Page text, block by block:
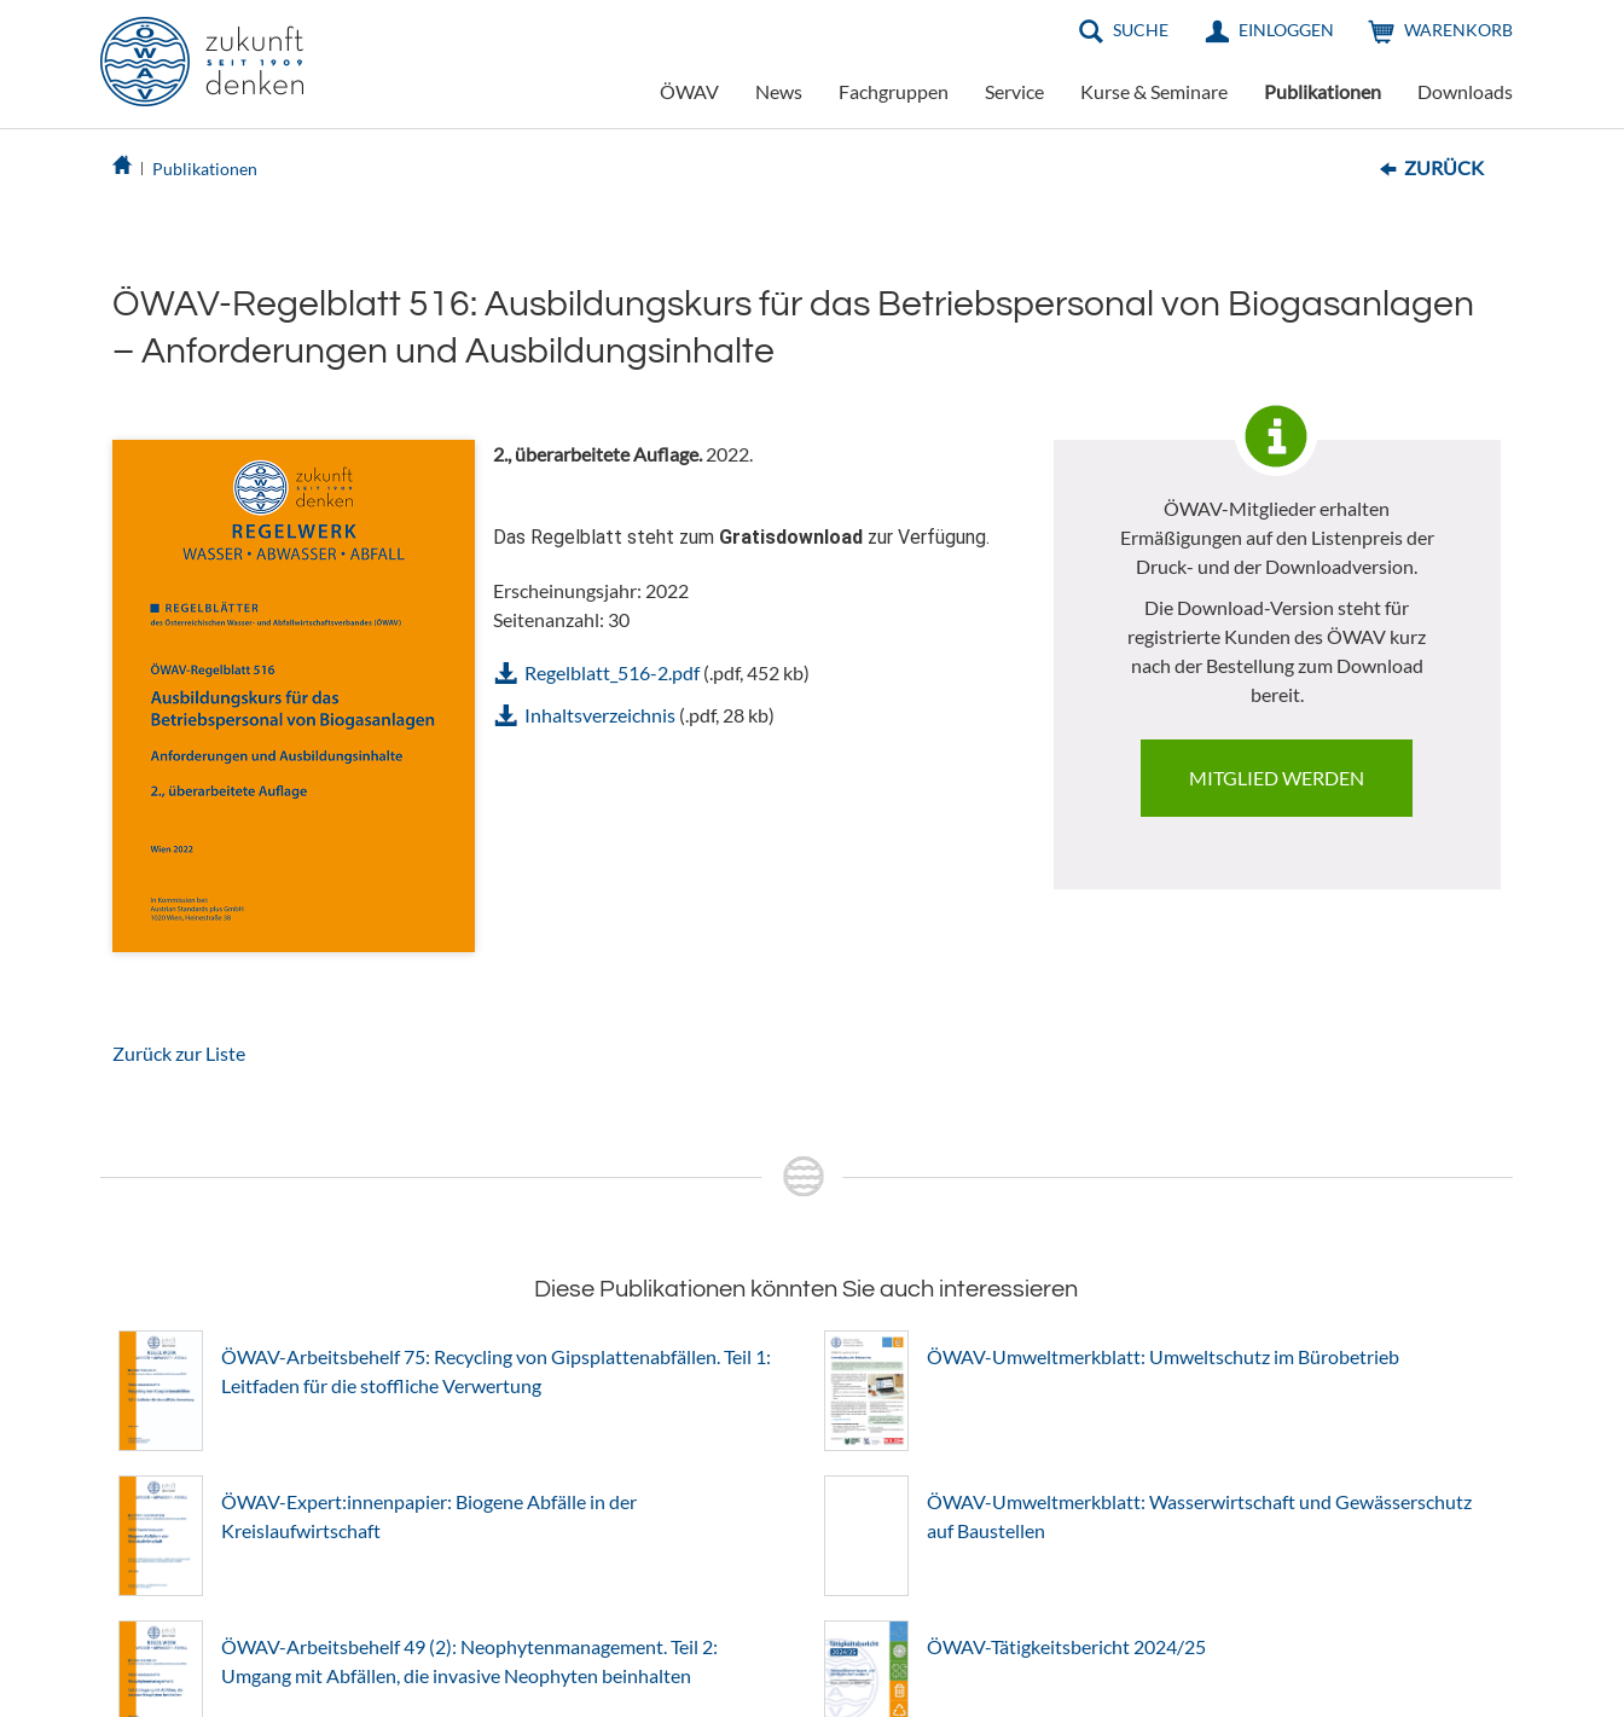
SUCHE EINLOGGEN WARENKORB
ÖWAV News Fachgruppen Service Kurse & Seminare Publikationen Downloads
Publikationen ZURÜCK
ÖWAV-Regelblatt 516: Ausbildungskurs für das Betriebspersonal von Biogasanlagen
– Anforderungen und Ausbildungsinhalte
2., überarbeitete Auflage.2022.
Das Regelblatt steht zum Gratisdownload zur Verfügung.
Erscheinungsjahr: 2022
Seitenanzahl: 30
Regelblatt_516-2.pdf(.pdf, 452 kb)
Inhaltsverzeichnis(.pdf, 28 kb)
ÖWAV-Mitglieder erhalten
Ermäßigungen auf den Listenpreis der
Druck- und der Downloadversion.
Die Download-Version steht für
registrierte Kunden des ÖWAV kurz
nach der Bestellung zum Download
bereit.
MITGLIED WERDEN
Zurück zur Liste
Diese Publikationen könnten Sie auch interessieren
ÖWAV-Arbeitsbehelf 75: Recycling von Gipsplattenabfällen. Teil 1:
Leitfaden für die stoffliche Verwertung
ÖWAV-Umweltmerkblatt: Umweltschutz im Bürobetrieb
ÖWAV-Expert:innenpapier: Biogene Abfälle in der
Kreislaufwirtschaft
ÖWAV-Umweltmerkblatt: Wasserwirtschaft und Gewässerschutz
auf Baustellen
ÖWAV-Arbeitsbehelf 49 (2): Neophytenmanagement. Teil 2:
Umgang mit Abfällen, die invasive Neophyten beinhalten
ÖWAV-Tätigkeitsbericht 2024/25